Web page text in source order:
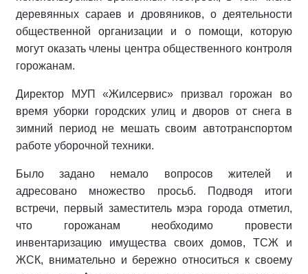
деревянных сараев и дровяников, о деятельности
общественной организации и о помощи, которую
могут оказать члены центра общественного контроля
горожанам.
Директор МУП «Жилсервис» призвал горожан во
время уборки городских улиц и дворов от снега в
зимний период не мешать своим автотранспортом
работе уборочной техники.
Было задано немало вопросов жителей и
адресовано множество просьб. Подводя итоги
встречи, первый заместитель мэра города отметил,
что горожанам необходимо провести
инвентаризацию имущества своих домов, ТСЖ и
ЖСК, внимательно и бережно относиться к своему